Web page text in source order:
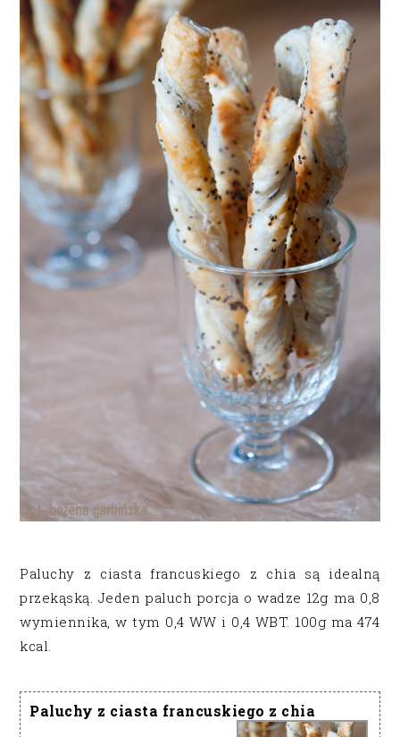
Paluchy z ciasta francuskiego z chia są idealną
przekąską. Jeden paluch porcja o wadze 12g ma 0,8
wymiennika, w tym 0,4 WW i 0,4 WBT. 100g ma 474
kcal.
Paluchy z ciasta francuskiego z chia